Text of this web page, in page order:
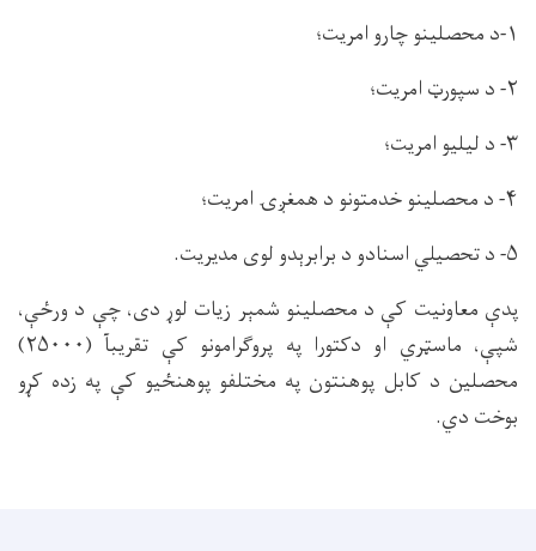
۱-د محصلینو چارو امریت؛
۲- د سپورټ امریت؛
۳- د لیلیو امریت؛
۴- د محصلینو خدمتونو د همغږۍ امریت؛
۵- د تحصیلي اسنادو د برابرېدو لوی مدیریت.
پدې معاونیت کې د محصلینو شمېر زیات لوړ دی، چې د ورځې،
شپې، ماسټري او دکتورا په پروګرامونو کې تقریبآ (۲۵۰۰۰)
محصلین د کابل پوهنتون په مختلفو پوهنځیو کې په زده کړو
بوخت دي.